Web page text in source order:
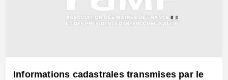
Informations cadastrales transmises par le